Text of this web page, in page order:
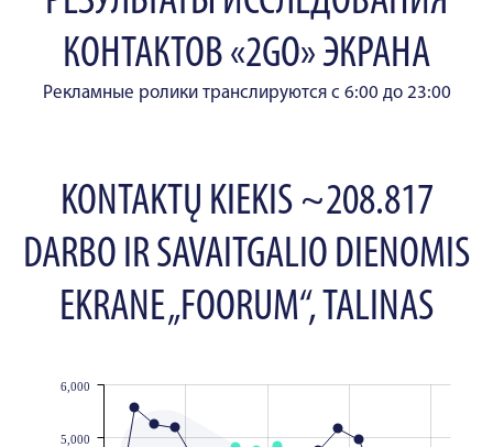
КОНТАКТОВ «2GO» ЭКРАНА
Рекламные ролики транслируются с 6:00 до 23:00
KONTAKTŲ KIEKIS ~208.817
DARBO IR SAVAITGALIO DIENOMIS
EKRANE „FOORUM“, TALINAS
5,000
6,000 JS chart by amCharts